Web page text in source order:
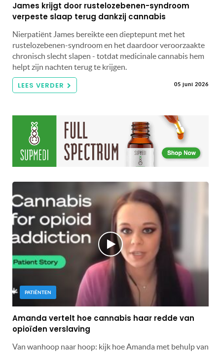
James krijgt door rustelozebenen-syndroom
verpeste slaap terug dankzij cannabis
Nierpatiënt James bereikte een dieptepunt met het
rustelozebenen-syndroom en het daardoor veroorzaakte
chronisch slecht slapen - totdat medicinale cannabis hem
helpt zijn nachten terug te krijgen.
LEES VERDER 05 juni 2026
PATIËNTEN
Amanda vertelt hoe cannabis haar redde van
opioïden verslaving
Van wanhoop naar hoop: kijk hoe Amanda met behulp van